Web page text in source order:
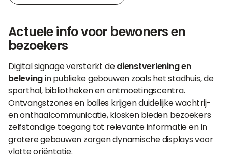
Actuele info voor bewoners en
bezoekers
Digital signage versterkt dedienstverlening en
belevingin publieke gebouwen zoals het stadhuis, de
sporthal, bibliotheken en ontmoetingscentra.
Ontvangstzones en balies krijgen duidelijke wachtrij-
en onthaalcommunicatie, kiosken bieden bezoekers
zelfstandige toegang tot relevante informatie en in
grotere gebouwen zorgen dynamische displays voor
vlotte oriëntatie.